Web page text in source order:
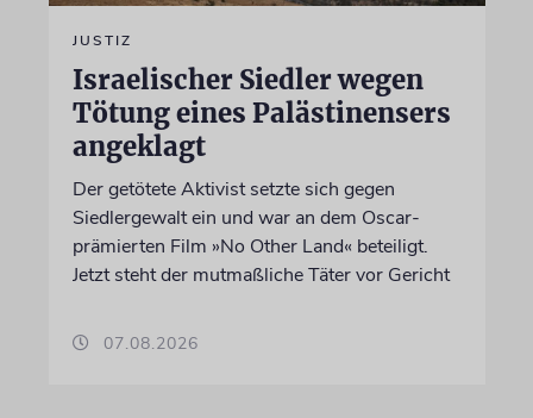
JUSTIZ
Israelischer Siedler wegen
Tötung eines Palästinensers
angeklagt
Der getötete Aktivist setzte sich gegen
Siedlergewalt ein und war an dem Oscar-
prämierten Film »No Other Land« beteiligt.
Jetzt steht der mutmaßliche Täter vor Gericht
07.08.2026